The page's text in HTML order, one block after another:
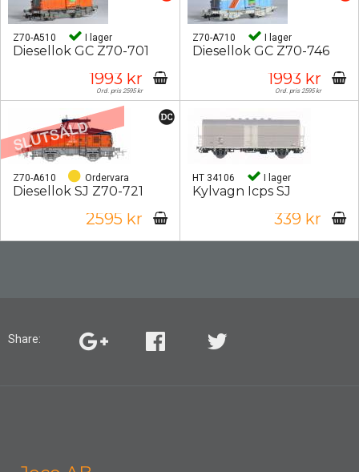
Z70-A510 I lager
Diesellok GC Z70-701
1993 kr
Ord. pris 2595 kr
Z70-A710 I lager
Diesellok GC Z70-746
1993 kr
Ord. pris 2595 kr
Z70-A610 Ordervara
Diesellok SJ Z70-721
2595 kr
HT 34106 I lager
Kylvagn Icps SJ
339 kr
Share: